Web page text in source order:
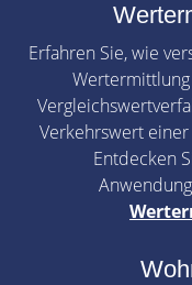
Erfahren Sie, wie
Wertermittlung
Verkehrswert
Entdecken